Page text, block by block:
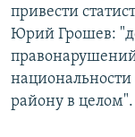
привести
Юрий Грошев:
национальности
району в целом".